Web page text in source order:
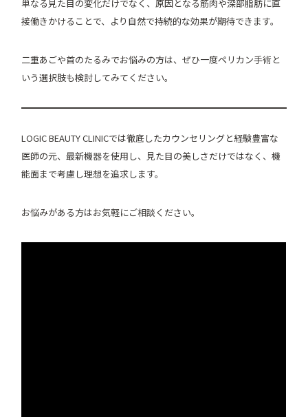
単なる見た目の変化だけでなく、原因となる筋肉や深部脂肪に直
接働きかけることで、より自然で持続的な効果が期待できます。
二重あごや首のたるみでお悩みの方は、ぜひ一度ペリカン手術と
いう選択肢も検討してみてください。
LOGIC BEAUTY CLINICでは徹底したカウンセリングと経験豊富な
医師の元、最新機器を使用し、見た目の美しさだけではなく、機
能面まで考慮し理想を追求します。
お悩みがある方はお気軽にご相談ください。